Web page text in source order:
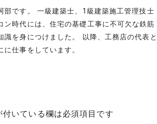
部です。 一級建築士、1級建築施工管理技士
ン時代には、住宅の基礎工事に不可欠な鉄筋
識を身につけました。 以降、工務店の代表と
に仕事をしています。
付いている欄は必須項目です